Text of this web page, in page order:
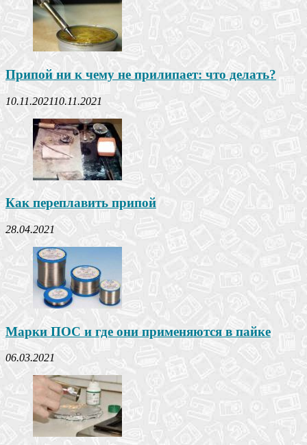
Припой ни к чему не прилипает: что делать?
10.11.202110.11.2021
Как переплавить припой
28.04.2021
Марки ПОС и где они применяются в пайке
06.03.2021